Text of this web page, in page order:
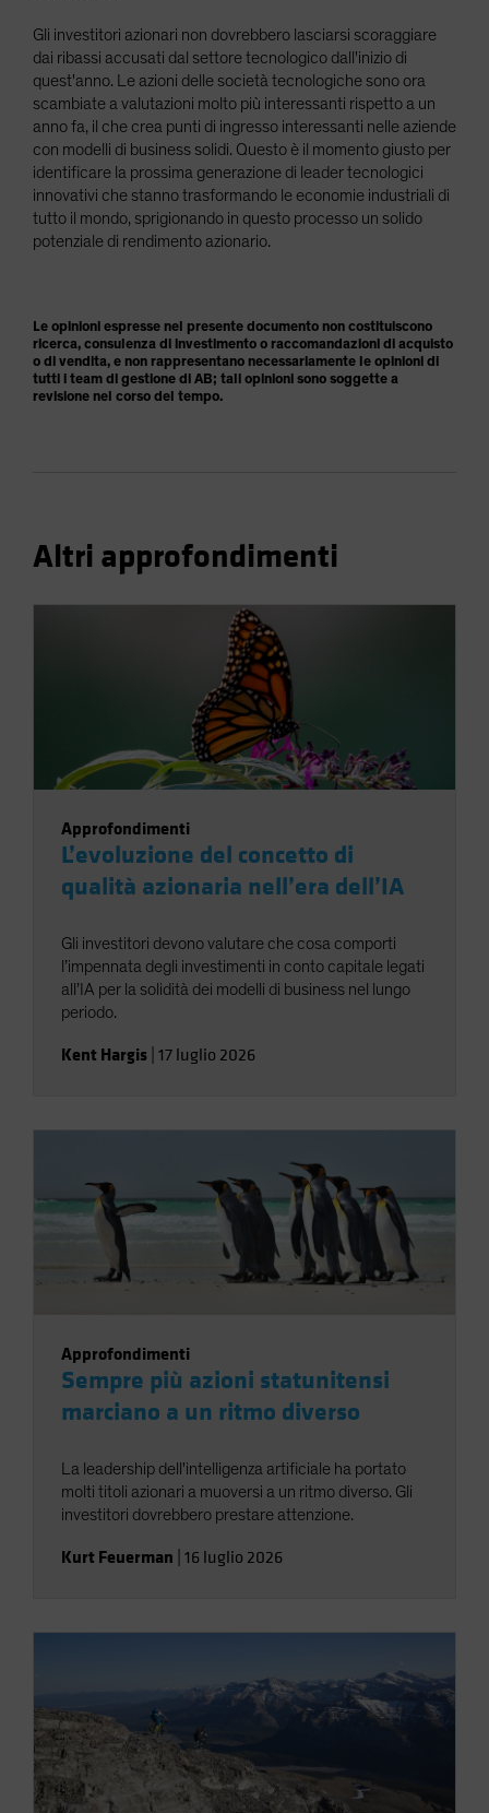
Gli investitori azionari non dovrebbero lasciarsi scoraggiare
dai ribassi accusati dal settore tecnologico dall'inizio di
quest'anno. Le azioni delle società tecnologiche sono ora
scambiate a valutazioni molto più interessanti rispetto a un
anno fa, il che crea punti di ingresso interessanti nelle aziende
con modelli di business solidi. Questo è il momento giusto per
identificare la prossima generazione di leader tecnologici
innovativi che stanno trasformando le economie industriali di
tutto il mondo, sprigionando in questo processo un solido
potenziale di rendimento azionario.
Le opinioni espresse nel presente documento non costituiscono
ricerca, consulenza di investimento o raccomandazioni di acquisto
o di vendita, e non rappresentano necessariamente le opinioni di
tutti i team di gestione di AB; tali opinioni sono soggette a
revisione nel corso del tempo.
Altri approfondimenti
Approfondimenti
L’evoluzione del concetto di
qualità azionaria nell’era dell’IA
Gli investitori devono valutare che cosa comporti
l’impennata degli investimenti in conto capitale legati
all’IA per la solidità dei modelli di business nel lungo
periodo.
Kent Hargis 17 luglio 2026
Approfondimenti
Sempre più azioni statunitensi
marciano a un ritmo diverso
La leadership dell'intelligenza artificiale ha portato
molti titoli azionari a muoversi a un ritmo diverso. Gli
investitori dovrebbero prestare attenzione.
Kurt Feuerman 16 luglio 2026